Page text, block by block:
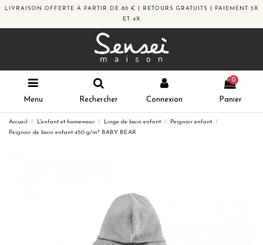
LIVRAISON OFFERTE À PARTIR DE 80 € | RETOURS GRATUITS | PAIEMENT 3X
ET 4X
Menu Rechercher Connexion
0
Panier
Accueil L'enfant et homewear Linge de bain enfant
Peignoir enfant
Peignoir de bain enfant 450 g/m² BABY BEAR